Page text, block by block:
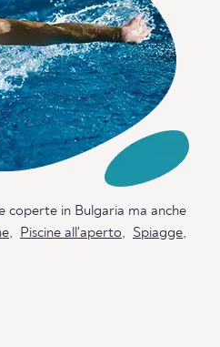
coperte in Bulgaria ma anche
, Piscine all'aperto, Spiagge,